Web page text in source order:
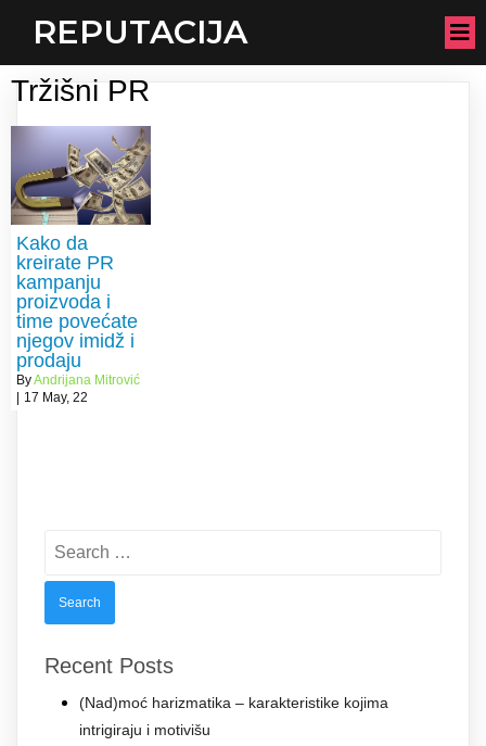
REPUTACIJA
Tržišni PR
Kako da
kreirate PR
kampanju
proizvoda i
time povećate
njegov imidž i
prodaju
ByAndrijana Mitrović
| 17 May, 22
for:
Recent Posts
(Nad)moć harizmatika – karakteristike kojima
intrigiraju i motivišu